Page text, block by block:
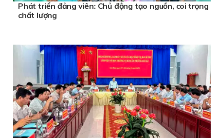
Phát triển đảng viên: Chủ động tạo nguồn, coi trọng
chất lượng